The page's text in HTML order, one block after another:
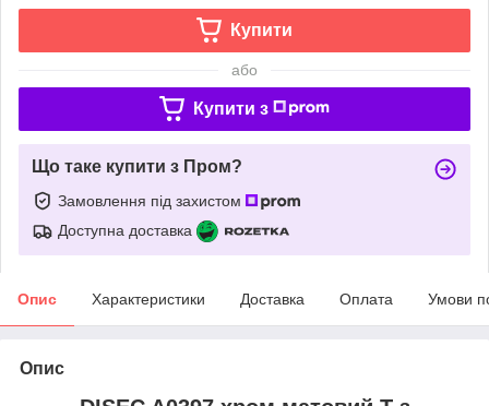
Купити
або
Купити з
Що таке купити з Пром?
Замовлення під захистом
Доступна доставка
Опис Характеристики Доставка Оплата Умови
Опис